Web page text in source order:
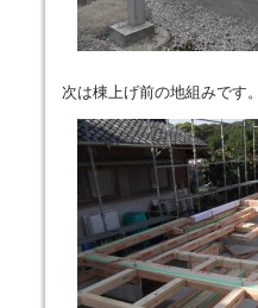
次は棟上げ前の地組みです